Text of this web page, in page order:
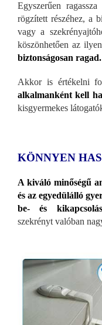
Egyszerűen
rögzített részéhez, a
vagy a
köszönhetően az
biztonságosan ragad.
Akkor is értékelni
alkalmanként kell
kisgyermekes
KÖNNYEN
A kiváló minőségű
és az egyedülálló
be- és
szekrényt valóban